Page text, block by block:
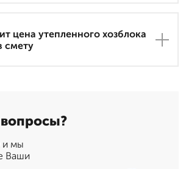
цена утепленного хозблока
смету
и мы
Ваши